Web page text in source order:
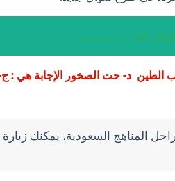
على _________
الطين د- حت الصخور الإجابة هي :
المناهج السعودية، يمكنك زيارة